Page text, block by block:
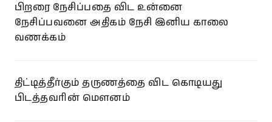
பிறரை நேசிப்பதை விட உன்னை
நேசிப்பவனை அதிகம் நேசி இனிய காலை
வணக்கம்
திட்டித்தீர்கும் தருணத்தை விட கொடியது
பிடத்தவரின் மௌனம்